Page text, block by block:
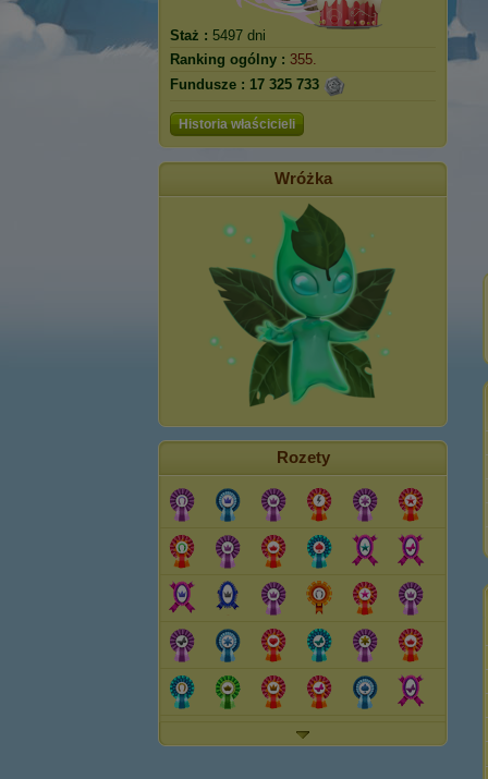
Staż : 5497 dni
Ranking ogólny : 355.
Fundusze : 17 325 733
Historia właścicieli
Wróżka
Rozety